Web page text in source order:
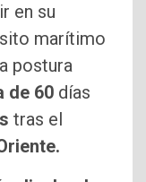
en su
marítimo
postura
de 60 días
tras el